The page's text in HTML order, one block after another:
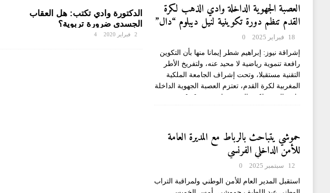
الدكتورة وادي تكتب: هل العقاب
الجسدي ضرورة تربوية؟
2 فبراير 2020 4
العصبة الجهوية الداخلة وادي الذهب لكرة
القدم تنظم دورة تكوينية لنيل ديبلوم “دال”
18 فبراير 2025 0
إشراقة نيوز: إبراهيم شطر إيمانا منها بأن التكوين
رافعة تنموية رياضية لا محيد عنه، ولتفريخ الأطر
التقنية مستقبلا، وتحت إشراف الجامعة الملكية
المغربية لكرة القدم، تعتزم العصبة الجهوية الداخلة
وادي الذهب لكرة القدم تنظيم دورة [...]
حموشي يتباحث بالرباط مع المديرة العامة
للأمن الداخلي الفرنسي
12 سبتمبر 2025 0
استقبل المدير العام للأمن الوطني ولمراقبة التراب